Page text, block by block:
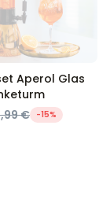
Aperol Glas
€ -15%